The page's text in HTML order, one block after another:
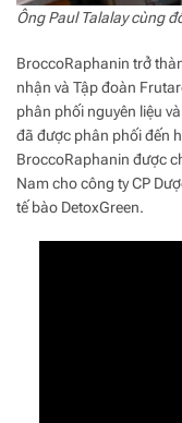
Ông Paul Talalay cùng
BroccoRaphanin trở
nhận và Tập đoàn
phân phối nguyên liệu
đã được phân phối đến
BroccoRaphanin được
Nam cho công ty CP
tế bào DetoxGreen.